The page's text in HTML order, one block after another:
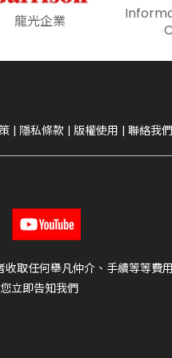
龍光企業
| 隱私條款 | 版權使用 | 聯絡我們
收取任何舉凡仲介、手續等等費
立即告知我們